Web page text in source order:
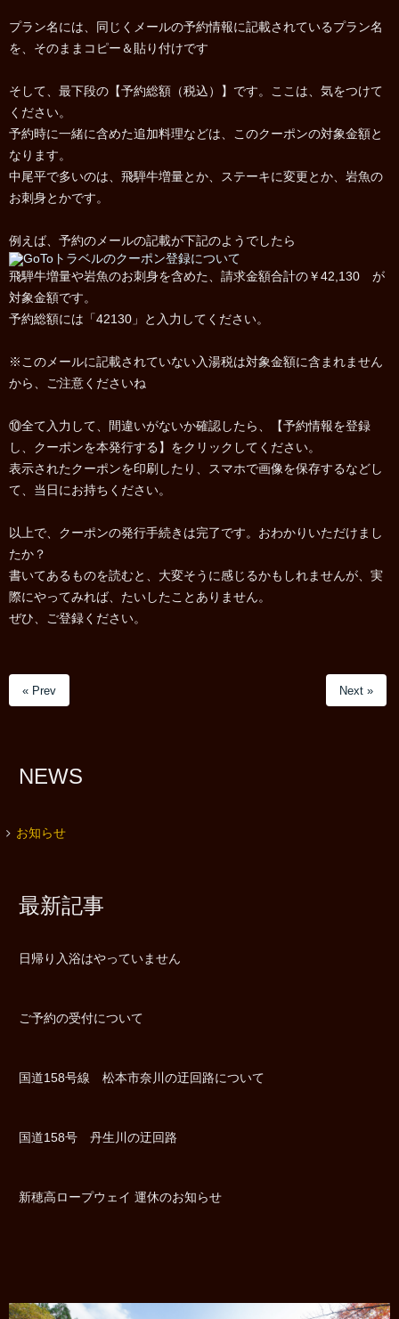
プラン名には、同じくメールの予約情報に記載されているプラン名
を、そのままコピー＆貼り付けです
そして、最下段の【予約総額（税込）】です。ここは、気をつけて
ください。
予約時に一緒に含めた追加料理などは、このクーポンの対象金額と
なります。
中尾平で多いのは、飛騨牛増量とか、ステーキに変更とか、岩魚の
お刺身とかです。
例えば、予約のメールの記載が下記のようでしたら
飛騨牛増量や岩魚のお刺身を含めた、請求金額合計の￥42,130 が
対象金額です。
予約総額には「42130」と入力してください。
※このメールに記載されていない入湯税は対象金額に含まれません
から、ご注意くださいね
⑩全て入力して、間違いがないか確認したら、【予約情報を登録
し、クーポンを本発行する】をクリックしてください。
表示されたクーポンを印刷したり、スマホで画像を保存するなどし
て、当日にお持ちください。
以上で、クーポンの発行手続きは完了です。おわかりいただけまし
たか？
書いてあるものを読むと、大変そうに感じるかもしれませんが、実
際にやってみれば、たいしたことありません。
ぜひ、ご登録ください。
« Prev Next »
NEWS
お知らせ
最新記事
日帰り入浴はやっていません
ご予約の受付について
国道158号線 松本市奈川の迂回路について
国道158号 丹生川の迂回路
新穂高ロープウェイ 運休のお知らせ